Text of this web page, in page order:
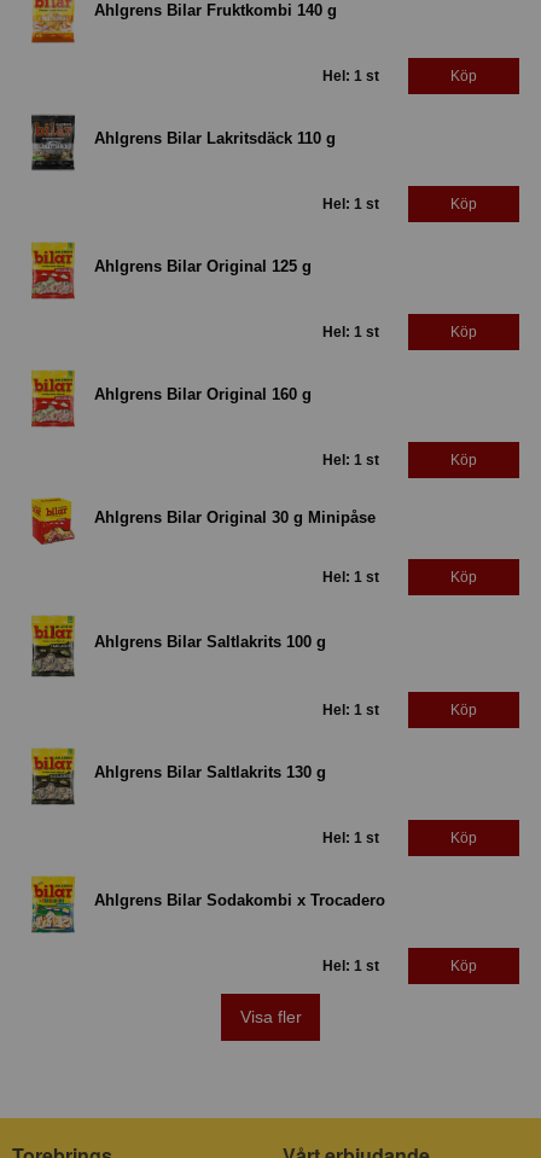
Ahlgrens Bilar Fruktkombi 140 g
Hel: 1 st Köp
Ahlgrens Bilar Lakritsdäck 110 g
Hel: 1 st Köp
Ahlgrens Bilar Original 125 g
Hel: 1 st Köp
Ahlgrens Bilar Original 160 g
Hel: 1 st Köp
Ahlgrens Bilar Original 30 g Minipåse
Hel: 1 st Köp
Ahlgrens Bilar Saltlakrits 100 g
Hel: 1 st Köp
Ahlgrens Bilar Saltlakrits 130 g
Hel: 1 st Köp
Ahlgrens Bilar Sodakombi x Trocadero
Hel: 1 st Köp
Visa fler